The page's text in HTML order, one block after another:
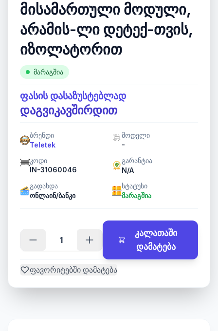
მისამართული მოდული,
არამის-ლი დეტექ-თვის,
იზოლატორით
მარაგშია
ფასის დასაზუსტებლად
დაგვიკავშირდით
ბრენდი
Teletek
მოდელი
-
კოდი
IN-31060046
გარანტია
N/A
გადახდა
ონლაინ/ბანკი
სტატუსი
მარაგშია
კალათაში
დამატება
ფავორიტებში დამატება